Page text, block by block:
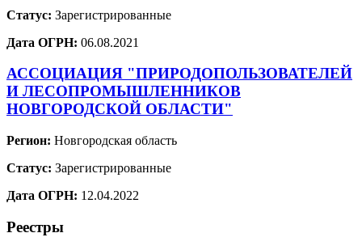
Статус: Зарегистрированные
Дата ОГРН: 06.08.2021
АССОЦИАЦИЯ "ПРИРОДОПОЛЬЗОВАТЕЛЕЙ
И ЛЕСОПРОМЫШЛЕННИКОВ
НОВГОРОДСКОЙ ОБЛАСТИ"
Регион: Новгородская область
Статус: Зарегистрированные
Дата ОГРН: 12.04.2022
Реестры